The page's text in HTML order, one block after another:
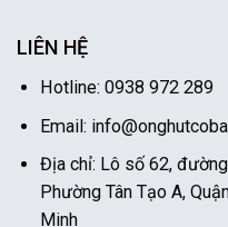
LIÊN HỆ
Hotline: 0938 972 289
Email:
Địa chỉ: Lô số 62,
Phường Tân Tạo A,
Minh